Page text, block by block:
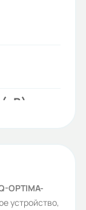
OPTIMA-
устройство,